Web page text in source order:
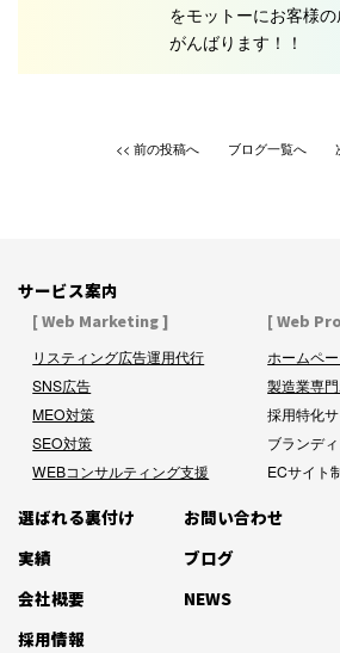
をモットーにお客様
がんばります！！
前の投稿へ ブログ一覧へ
サービス案内
[ Web Marketing ]
リスティング広告運用代行
SNS広告
MEO対策
SEO対策
WEBコンサルティング支援
[ Web
ホームペ
製造業専
採用特化サ
ブランデ
ECサイト
選ばれる裏付け
実績
会社概要
採用情報
お問い合わせ
ブログ
NEWS